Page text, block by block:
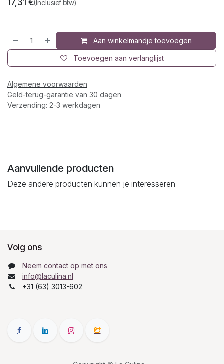
17,31 €(Inclusief btw)
Aan winkelmandje toevoegen
Toevoegen aan verlanglijst
Algemene voorwaarden
Geld-terug-garantie van 30 dagen
Verzending: 2-3 werkdagen
Aanvullende producten
Deze andere producten kunnen je interesseren
Volg ons
Neem contact op met ons
info@laculina.nl
+31 (63) 3013-602